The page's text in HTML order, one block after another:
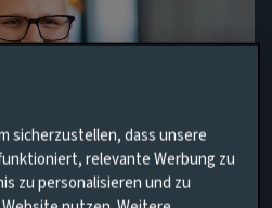
Portfolio
sicherzustellen, dass unsere
relevante Werbung zu
zu personalisieren und zu